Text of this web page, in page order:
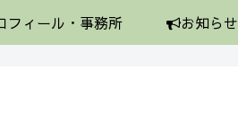
フィール・事務所 お知らせ